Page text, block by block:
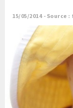
15/05/2014 Source